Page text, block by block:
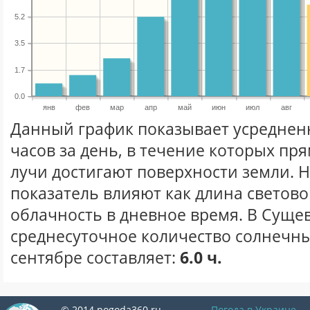
янв фев мар апр май июн июл авг
0.0
1.7
3.5
5.2
Данный график показывает
часов за день, в течение которых
лучи достигают поверхности земли.
показатель влияют как длина
облачность в дневное время. В
среднесуточное количество
сентябре составляет: 6.0 ч.